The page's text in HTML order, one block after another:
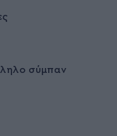
σύμπαν